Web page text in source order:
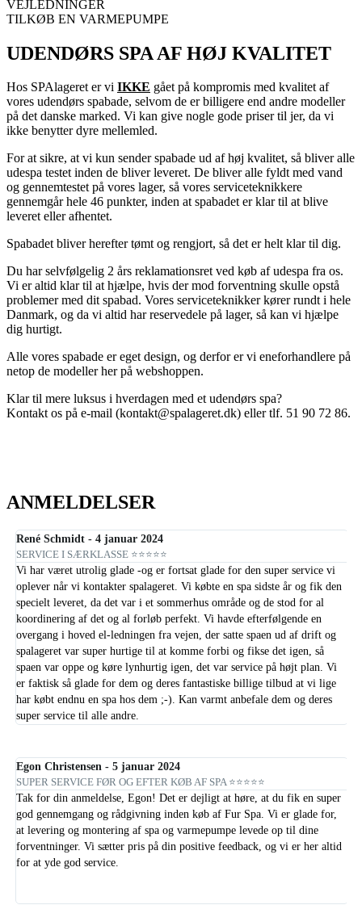
VEJLEDNINGER
TILKØB EN VARMEPUMPE
UDENDØRS SPA AF HØJ KVALITET
Hos SPAlageret er vi IKKE gået på kompromis med kvalitet af
vores udendørs spabade, selvom de er billigere end andre modeller
på det danske marked. Vi kan give nogle gode priser til jer, da vi
ikke benytter dyre mellemled.
For at sikre, at vi kun sender spabade ud af høj kvalitet, så bliver alle
udespa testet inden de bliver leveret. De bliver alle fyldt med vand
og gennemtestet på vores lager, så vores serviceteknikkere
gennemgår hele 46 punkter, inden at spabadet er klar til at blive
leveret eller afhentet.
Spabadet bliver herefter tømt og rengjort, så det er helt klar til dig.
Du har selvfølgelig 2 års reklamationsret ved køb af udespa fra os.
Vi er altid klar til at hjælpe, hvis der mod forventning skulle opstå
problemer med dit spabad. Vores serviceteknikker kører rundt i hele
Danmark, og da vi altid har reservedele på lager, så kan vi hjælpe
dig hurtigt.
Alle vores spabade er eget design, og derfor er vi eneforhandlere på
netop de modeller her på webshoppen.
Klar til mere luksus i hverdagen med et udendørs spa?
Kontakt os på e-mail (kontakt@spalageret.dk) eller tlf. 51 90 72 86.
ANMELDELSER
René Schmidt - 4 januar 2024
SERVICE I SÆRKLASSE ⭐⭐⭐⭐⭐
Vi har været utrolig glade -og er fortsat glade for den super service vi
oplever når vi kontakter spalageret. Vi købte en spa sidste år og fik den
specielt leveret, da det var i et sommerhus område og de stod for al
koordinering af det og al forløb perfekt. Vi havde efterfølgende en
overgang i hoved el-ledningen fra vejen, der satte spaen ud af drift og
spalageret var super hurtige til at komme forbi og fikse det igen, så
spaen var oppe og køre lynhurtig igen, det var service på højt plan. Vi
er faktisk så glade for dem og deres fantastiske billige tilbud at vi lige
har købt endnu en spa hos dem ;-). Kan varmt anbefale dem og deres
super service til alle andre.
Egon Christensen - 5 januar 2024
SUPER SERVICE FØR OG EFTER KØB AF SPA ⭐⭐⭐⭐⭐
Tak for din anmeldelse, Egon! Det er dejligt at høre, at du fik en super
god gennemgang og rådgivning inden køb af Fur Spa. Vi er glade for,
at levering og montering af spa og varmepumpe levede op til dine
forventninger. Vi sætter pris på din positive feedback, og vi er her altid
for at yde god service.